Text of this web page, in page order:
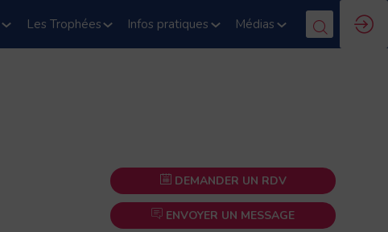
Les Trophées Infos pratiques Médias
DEMANDER UN RDV
ENVOYER UN MESSAGE